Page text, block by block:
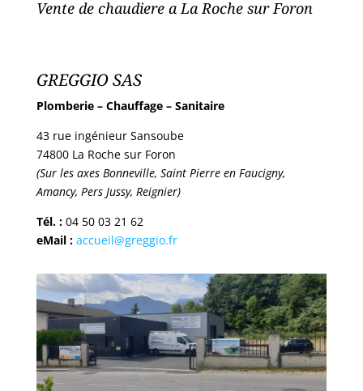
Vente de chaudiere a La Roche sur Foron
GREGGIO SAS
Plomberie – Chauffage – Sanitaire
43 rue ingénieur Sansoube
74800 La Roche sur Foron
(Sur les axes Bonneville, Saint Pierre en Faucigny,
Amancy, Pers Jussy, Reignier)
Tél. :04 50 03 21 62
eMail : accueil@greggio.fr